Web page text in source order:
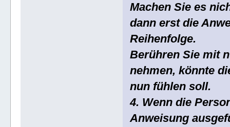
Machen Sie es
dann erst die
Reihenfolge.
Berühren Sie mit
nehmen, könnte
nun fühlen soll.
4. Wenn die
Anweisung